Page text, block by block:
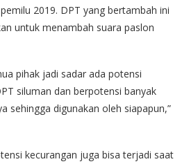
2019. DPT yang bertambah ini
untuk menambah suara paslon
pihak jadi sadar ada potensi
siluman dan berpotensi banyak
sehingga digunakan oleh siapapun,”
kecurangan juga bisa terjadi saat